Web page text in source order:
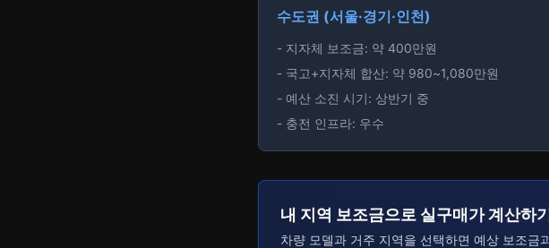
수도권 (서울·경기·인천)
- 지자체 보조금: 약 400만원
- 국고+지자체 합산: 약 980~1,080만원
- 예산 소진 시기: 상반기 중
- 충전 인프라: 우수
내 지역 보조금으로 실구매가 계산하기
차량 모델과 거주 지역을 선택하면 예상 보조금